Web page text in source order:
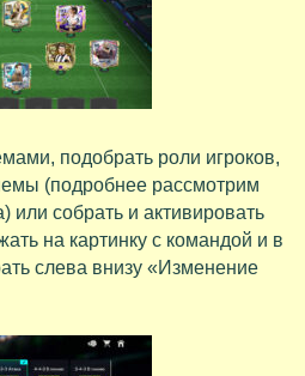
подобрать роли игроков,
(подробнее рассмотрим
или собрать и активировать
на картинку с командой и в
слева внизу «Изменение